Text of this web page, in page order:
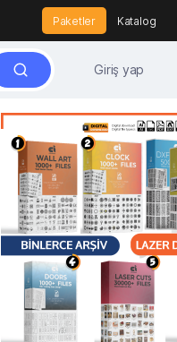
Paketler Katalog
Giriş yap